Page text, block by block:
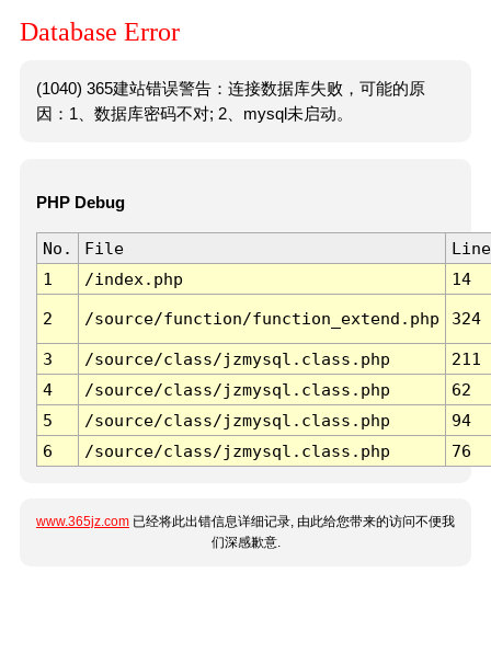
Database Error
(1040) 365建站错误警告：连接数据库失败，可能的原
因：1、数据库密码不对; 2、mysql未启动。
PHP Debug
No. File
Line
1
/index.php 14
2 /source/function/function_extend.php 324
3 /source/class/jzmysql.class.php
211
4
/source/class/jzmysql.class.php
62
5
/source/class/jzmysql.class.php
94
6
/source/class/jzmysql.class.php 76
www.365jz.com 已经将此出错信息详细记录, 由此给您带来的访问不便我
们深感歉意.